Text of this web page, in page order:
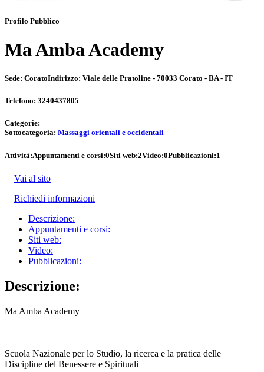
Profilo Pubblico
Ma Amba Academy
Sede: CoratoIndirizzo: Viale delle Pratoline - 70033 Corato - BA - IT
Telefono: 3240437805
Categorie:
Sottocategoria: Massaggi orientali e occidentali
Attività:Appuntamenti e corsi:0Siti web:2Video:0Pubblicazioni:1
Vai al sito
Richiedi informazioni
Descrizione:
Appuntamenti e corsi:
Siti web:
Video:
Pubblicazioni:
Descrizione:
Ma Amba Academy
Scuola Nazionale per lo Studio, la ricerca e la pratica delle
Discipline del Benessere e Spirituali